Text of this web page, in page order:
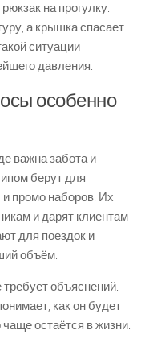
на прогулку.
а крышка спасает
ситуации
давления.
особенно
важна забота и
берут для
промо наборов. Их
и дарят клиентам
для поездок и
объём.
объяснений.
как он будет
остаётся в жизни.